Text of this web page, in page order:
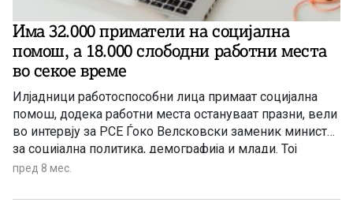
Има 32.000 приматели на социјална
помош, а 18.000 слободни работни места
во секое време
Илјадници работоспособни лица примаат социјална
помош, додека работни места остануваат празни, вели
во интервју за РСЕ Ѓоко Велсковски заменик министер
за социјална политика, демографија и млади. Тој
зборува и доцнењето на социјалните исплати,
пред 8 мес.